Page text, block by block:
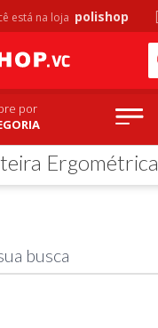
está na loja polishop
por
Ergométrica